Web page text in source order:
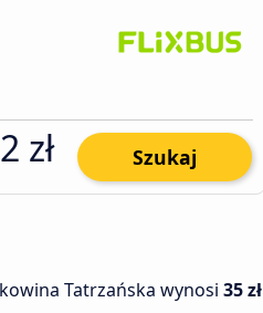
zł Szukaj
Tatrzańska wynosi 35 zł